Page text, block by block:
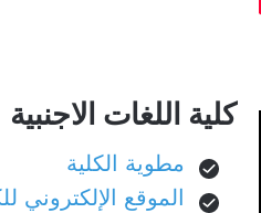
كلية اللغات الاجنبية
مطوية الكلية
الموقع الإلكتروني